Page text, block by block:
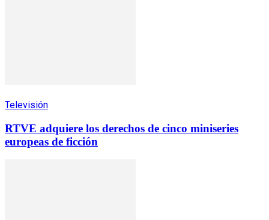
Televisión
RTVE adquiere los derechos de cinco miniseries
europeas de ficción